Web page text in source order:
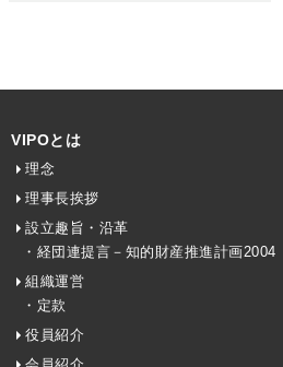
VIPOとは
理念
理事長挨拶
設立趣旨・沿革
・経団連提言－知的財産推進計画2004
組織運営
・定款
役員紹介
会員紹介